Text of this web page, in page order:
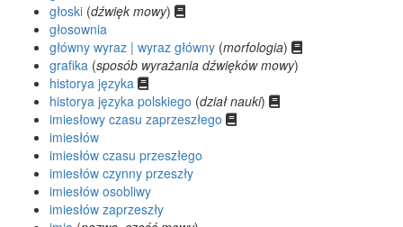
głoski (dźwięk mowy)
głosownia
główny wyraz | wyraz główny (morfologia)
grafika (sposób wyrażania dźwięków mowy)
historya języka
historya języka polskiego (dział nauki)
imiesłowy czasu zaprzeszłego
imiesłów
imiesłów czasu przeszłego
imiesłów czynny przeszły
imiesłów osobliwy
imiesłów zaprzeszły